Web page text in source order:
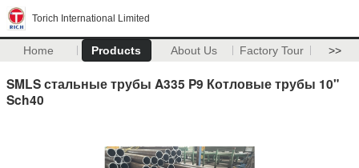
Torich International Limited
Home Products About Us Factory Tour >>
SMLS стальные трубы A335 P9 Котловые трубы 10"
Sch40